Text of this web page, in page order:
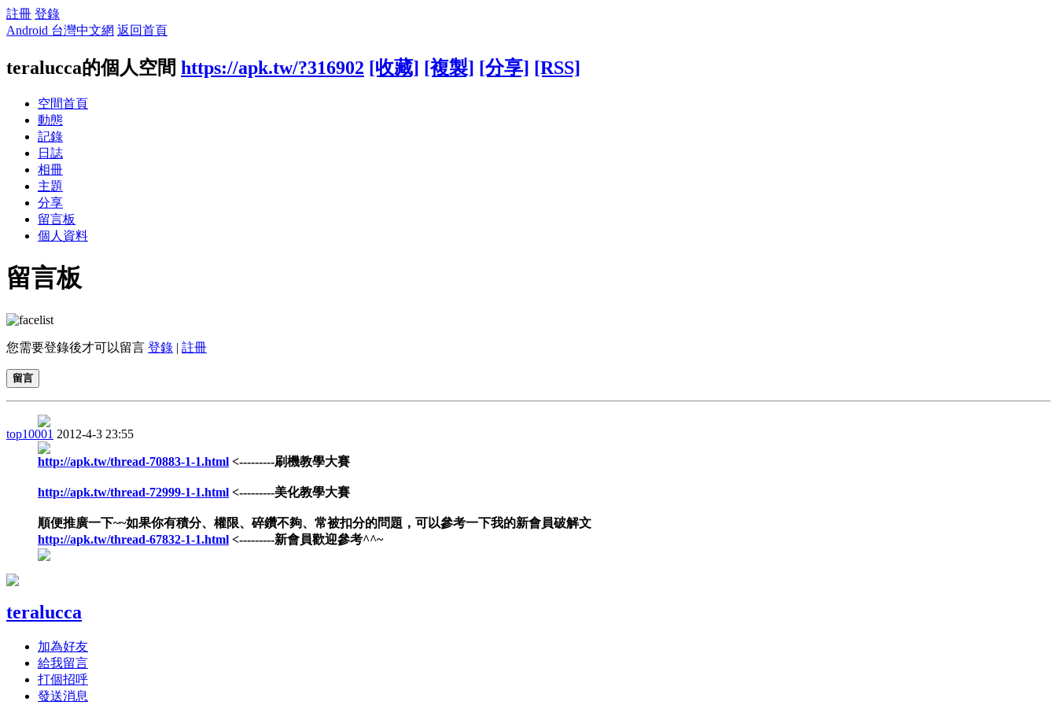
註冊 登錄
Android 台灣中文網 返回首頁
teralucca的個人空間 https://apk.tw/?316902 [收藏] [複製] [分享] [RSS]
空間首頁
動態
記錄
日誌
相冊
主題
分享
留言板
個人資料
留言板
您需要登錄後才可以留言 登錄 | 註冊
留言
top10001 2012-4-3 23:55
http://apk.tw/thread-70883-1-1.html <---------刷機教學大賽
http://apk.tw/thread-72999-1-1.html <---------美化教學大賽
順便推廣一下~~如果你有積分、權限、碎鑽不夠、常被扣分的問題，可以參考一下我的新會員破解文
http://apk.tw/thread-67832-1-1.html <---------新會員歡迎參考^^~
teralucca
加為好友
給我留言
打個招呼
發送消息